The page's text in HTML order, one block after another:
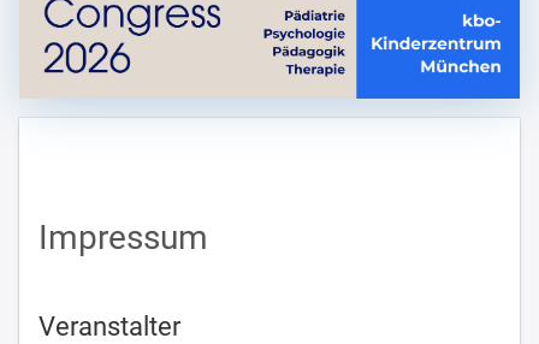
Impressum
Veranstalter